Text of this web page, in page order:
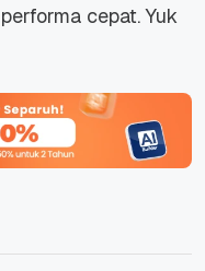
cepat. Yuk